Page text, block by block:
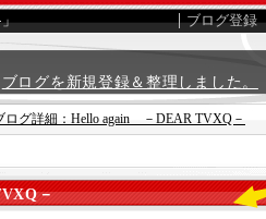
ログ詳細：Hello again －DEAR TVXQ－
ブログ登録
ブログを新規登録＆整理しました。
－